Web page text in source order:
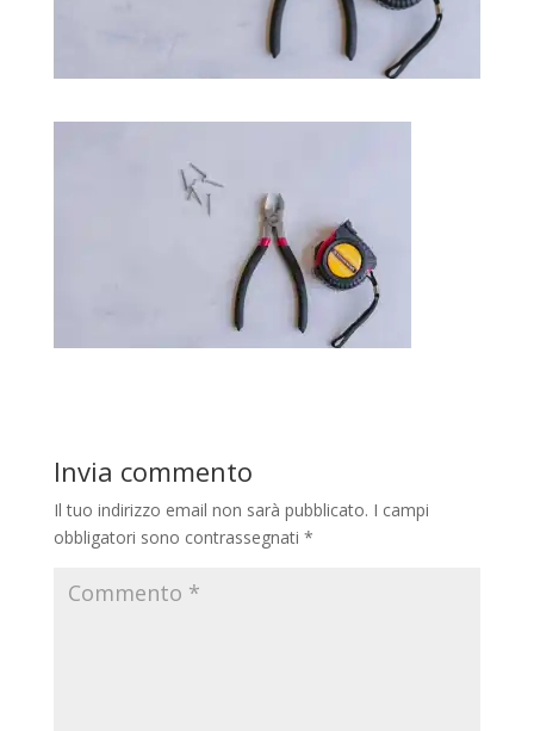
Invia commento
Il tuo indirizzo email non sarà pubblicato. I campi
obbligatori sono contrassegnati *